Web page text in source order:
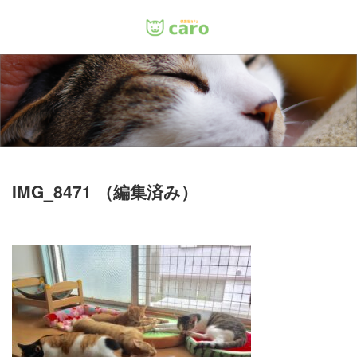
IMG_8471 （編集済み）
Menu
ホーム
料金
里親について
お問い合わせ